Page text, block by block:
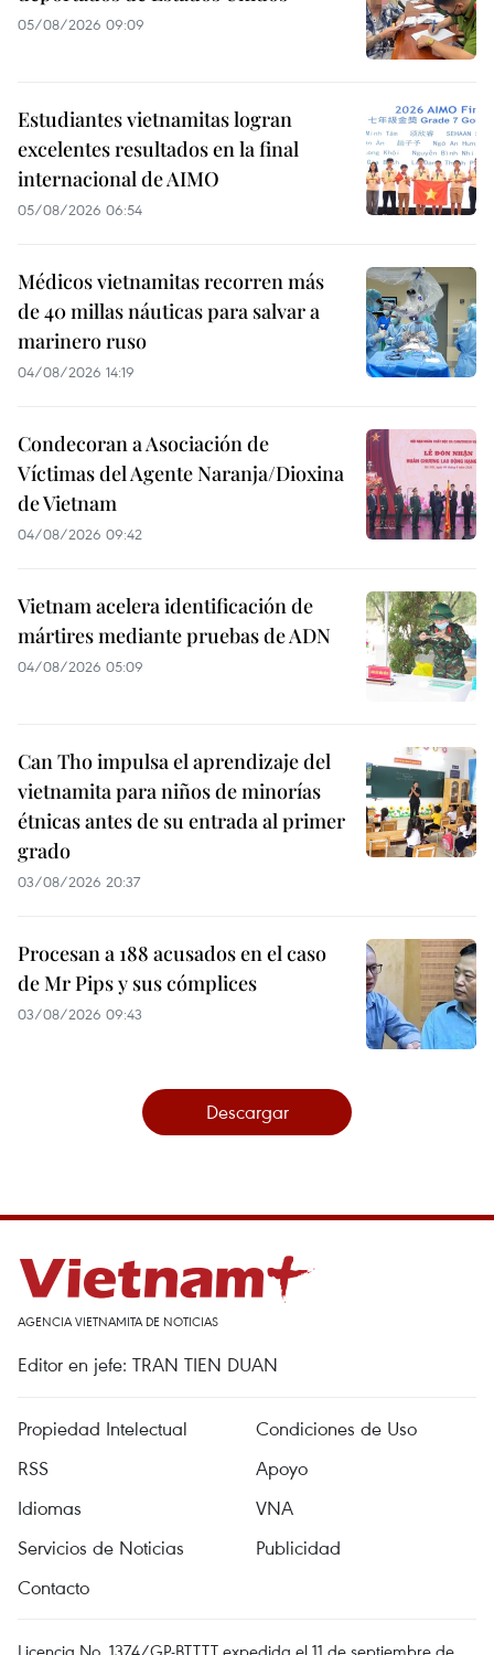
05/08/2026 09:09
Estudiantes vietnamitas logran
excelentes resultados en la final
internacional de AIMO
05/08/2026 06:54
Médicos vietnamitas recorren más
de 40 millas náuticas para salvar a
marinero ruso
04/08/2026 14:19
Condecoran a Asociación de
Víctimas del Agente Naranja/Dioxina
de Vietnam
04/08/2026 09:42
Vietnam acelera identificación de
mártires mediante pruebas de ADN
04/08/2026 05:09
Can Tho impulsa el aprendizaje del
vietnamita para niños de minorías
étnicas antes de su entrada al primer
grado
03/08/2026 20:37
Procesan a 188 acusados en el caso
de Mr Pips y sus cómplices
03/08/2026 09:43
Descargar
AGENCIA VIETNAMITA DE NOTICIAS
Editor en jefe: TRAN TIEN DUAN
Propiedad Intelectual
Condiciones de Uso
RSS
Apoyo
Idiomas
VNA
Servicios de Noticias
Publicidad
Contacto
Licencia No. 1374/GP-BTTTT expedida el 11 de septiembre de